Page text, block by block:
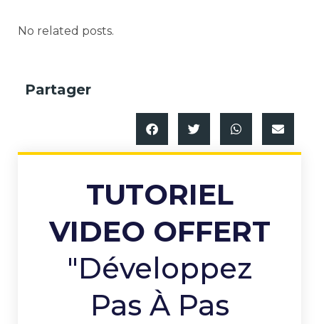
No related posts.
Partager
TUTORIEL
VIDEO OFFERT
"Développez
Pas À Pas